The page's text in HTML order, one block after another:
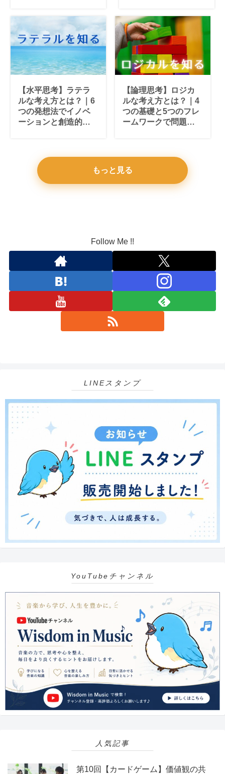
【水平思考】ラテラ
ルな考え方とは？｜6
つの発想法でイノベ
ーションと創造的思
【論理思考】ロジカ
ルな考え方とは？｜4
つの基礎と5つのフレ
ームワークで問題解
もっと見る
Follow Me !!
LINEスタンプ
YouTubeチャンネル
人気記事
第10回【カードゲーム】価値観の共